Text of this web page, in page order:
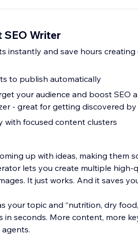
Writer
instantly and save hours
to publish automatically
your audience and boost SEO
- great for getting discovered
with focused content clusters
up with ideas, making them
lets you create multiple high-
It just works. And it saves
your topic and “nutrition, dry
seconds. More content, more